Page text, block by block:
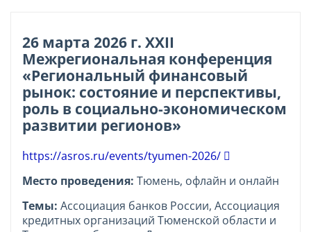
26 марта 2026 г. XXII
Межрегиональная конференция
«Региональный финансовый
рынок: состояние и перспективы,
роль в социально-экономическом
развитии регионов»
https://asros.ru/events/tyumen-2026/
Место проведения: Тюмень, офлайн и онлайн
Темы: Ассоциация банков России, Ассоциация
кредитных организаций Тюменской области и